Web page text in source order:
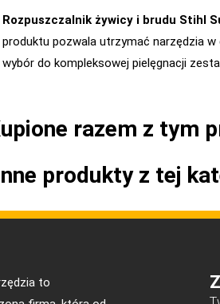
Rozpuszczalnik żywicy i brudu Stihl
produktu pozwala utrzymać narzędzia w
wybór do kompleksowej pielęgnacji
razem z tym
produkty z tej
to